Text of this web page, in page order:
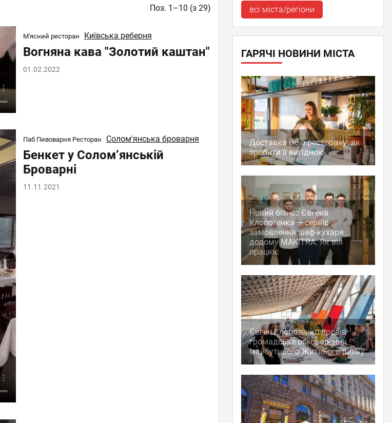
Поз. 1–10 (з 29)
М'ясний ресторан Київська реберня
Вогняна кава "Золотий каштан"
01.02.2022
Паб Пивоварня Ресторан Солом'янська броварня
Бенкет у Солом’янській
Броварні
11.11.2021
всі міста/регіони
ГАРЯЧІ НОВИНИ МІСТА
Доставка їжі з ресторану: як
зробити її вигідною
Новий бізнес Євгена
Клопотенка — сервіс
замовлення шеф-кухаря
додому MAKITRA. Як він
працює
Євген Клопотенко провів
громадське обговорення
майбутнього Житнього ринку